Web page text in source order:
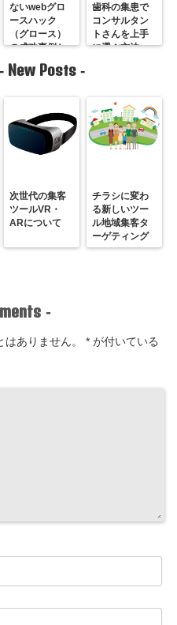
ないwebグロ
ースハック
（グロース）
の成功事例と
歯科の集患で
コンサルタン
トさんを上手
に選ぶ方法
New Posts -
次世代の集客
ツールVR・
ARについて
チラシに変わ
る新しいツー
ル地域集客タ
ーゲティング
-
ありません。 * が付いている